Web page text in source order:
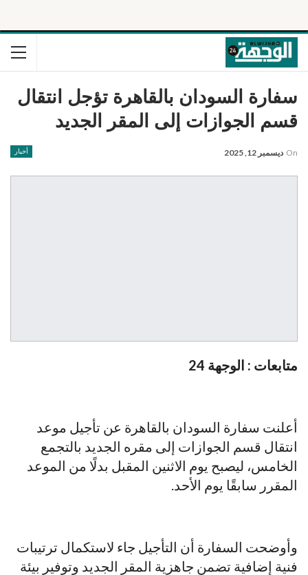
سفارة السودان بالقاهرة تؤجل انتقال
قسم الجوازات إلى المقر الجديد
أخبار On ديسمبر 12, 2025
متابعات : الوجهة 24
أعلنت سفارة السودان بالقاهرة عن تأجيل موعد
انتقال قسم الجوازات إلى مقره الجديد بالتجمع
الخامس، ليصبح يوم الاثنين المقبل بدلًا من الموعد
المقرر سابقًا يوم الأحد.
وأوضحت السفارة أن التأجيل جاء لاستكمال ترتيبات
فنية إضافية تضمن جاهزية المقر الجديد وتوفير بيئة